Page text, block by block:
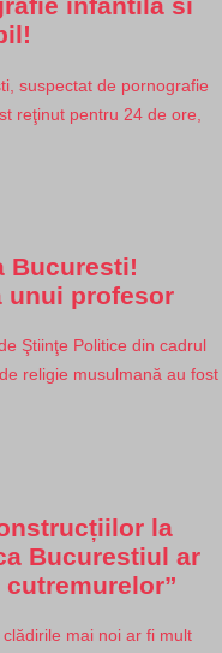
infantila si
suspectat de pornografie
reţinut pentru 24 de ore,
Bucuresti!
unui profesor
Ştiinţe Politice din cadrul
religie musulmană au fost
la
Bucurestiul ar
mai noi ar fi mult